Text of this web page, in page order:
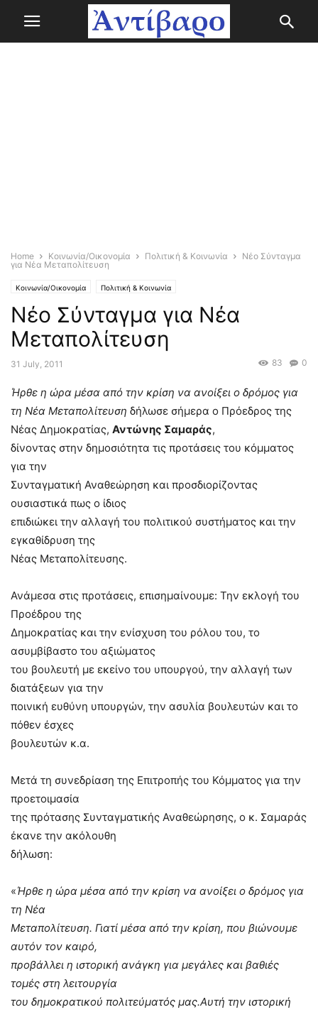
Home Κοινωνία/Οικονομία Πολιτική & Κοινωνία
Νέο Σύνταγμα
για Νέα Μεταπολίτευση
Κοινωνία/Οικονομία Πολιτική & Κοινωνία
Νέο Σύνταγμα για Νέα
Μεταπολίτευση
31 July, 2011 0
83
Ήρθε η ώρα μέσα από την κρίση να ανοίξει ο δρόμος για
τη Νέα Μεταπολίτευση δήλωσε σήμερα ο Πρόεδρος της
Νέας Δημοκρατίας, Αντώνης Σαμαράς,
δίνοντας στην δημοσιότητα τις προτάσεις του κόμματος
για την
Συνταγματική Αναθεώρηση και προσδιορίζοντας
ουσιαστικά πως ο ίδιος
επιδιώκει την αλλαγή του πολιτικού συστήματος και την
εγκαθίδρυση της
Νέας Μεταπολίτευσης.
Ανάμεσα στις προτάσεις, επισημαίνουμε: Την εκλογή του
Προέδρου της
Δημοκρατίας και την ενίσχυση του ρόλου του, το
ασυμβίβαστο του αξιώματος
του βουλευτή με εκείνο του υπουργού, την αλλαγή των
διατάξεων για την
ποινική ευθύνη υπουργών, την ασυλία βουλευτών και το
πόθεν έσχες
βουλευτών κ.α.
Μετά τη συνεδρίαση της Επιτροπής του Κόμματος για την
προετοιμασία
της πρότασης Συνταγματικής Αναθεώρησης, ο κ. Σαμαράς
έκανε την ακόλουθη
δήλωση:
«Ήρθε η ώρα μέσα από την κρίση να ανοίξει ο δρόμος για
τη Νέα
Μεταπολίτευση. Γιατί μέσα από την κρίση, που βιώνουμε
αυτόν τον καιρό,
προβάλλει η ιστορική ανάγκη για μεγάλες και βαθιές
τομές στη λειτουργία
του δημοκρατικού πολιτεύματός μας.Αυτή την ιστορική